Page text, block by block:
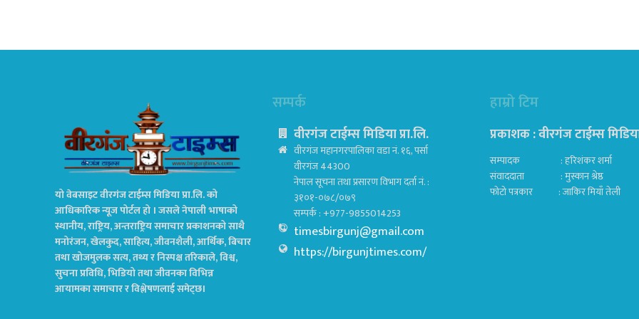
यो वेबसाइट वीरगंज टाईम्स मिडिया प्रा.लि. को
आधिकारिक न्यूज पोर्टल हो । जसले नेपाली भाषाको
स्थानीय, राष्ट्रिय, अन्तराष्ट्रिय समाचार प्रकाशनको साथै
मनोरंजन, खेलकुद, साहित्य, जीवनशैली, आर्थिक, बिचार
तथा खोजमुलक सत्य, तथ्य र निस्पक्ष तरिकाले, विश्व,
सुचना प्रविधि, भिडियो तथा जीवनका विभिन्न
आयामका समाचार र विश्लेषणलाई समेट्छ।
सम्पर्क
वीरगंज टाईम्स मिडिया प्रा.लि.
वीरगंज महानगरपालिका वडा नं. १६, पर्सा
वीरगंज 44300
नेपाल सूचना तथा प्रसारण विभाग दर्ता नं. :
३१०१-०७८/०७९
सम्पर्क : +977-9855014253
timesbirgunj@gmail.com
https://birgunjtimes.com/
हाम्रो टिम
प्रकाशक : वीरगंज टाईम्स
सम्पादक : हरिशंकर शर्मा
संवाददाता : मुस्कान श्रेष्ठ
फोटो पत्रकार : जाकिर मियाँ तेली